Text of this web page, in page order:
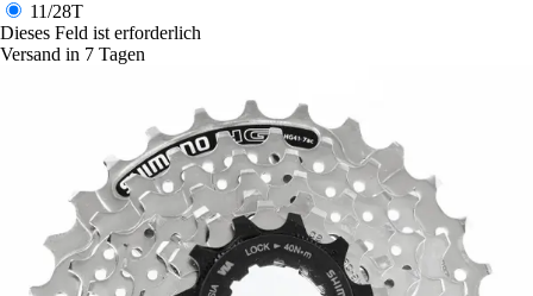
11/28T
Dieses Feld ist erforderlich
Versand in 7 Tagen